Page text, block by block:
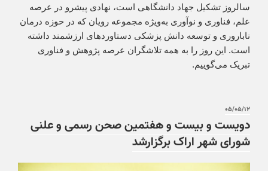
سالروز تشکیل جهاد دانشگاهی است، نهادی پیشرو در عرصه
علم، فناوری و نوآوری به‌ویژه مجموعه رویان که در حوزه درمان
ناباروری و توسعه دانش پزشکی دستاوردهای ارزشمند داشته
است. این روز را به همه تلاشگران عرصه پژوهش و فناوری
تبریک می‌گوییم.
۰۵/۰۵/۱۲
دویست و بیست و هفتمین صحن رسمی و علنی
شورای شهر اراک برگزارشد